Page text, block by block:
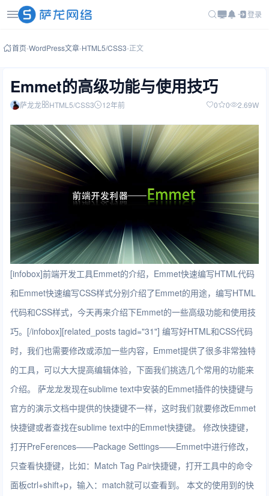
登录
首页-WordPress文章-HTML5/CSS3-正文
Emmet的高级功能与使用技巧
萨龙龙 HTML5/CSS3 12年前 0 0 2.69W
[infobox]前端开发工具Emmet的介绍， Emmet快速编写HTML代码
和Emmet快速编写CSS样式分别介绍了Emmet的用途，编写HTML
代码和CSS样式，今天再来介绍下Emmet的一些高级功能和使用技
巧。[/infobox][related_posts tagid="31"] 编写好HTML和CSS代码
时，我们也需要修改或添加一些内容， Emmet提供了很多非常独特
的工具，可以大大提高编辑体验，下面我们挑选几个常用的功能来
介绍。萨龙龙发现在sublime text中安装的Emmet插件的快捷键与
官方的演示文档中提供的快捷键不一样，这时我们就要修改Emmet
快捷键或者查找在sublime text中的Emmet快捷键。 修改快捷键，
打开PreFerences——Package Settings——Emmet中进行修改，
只查看快捷键，比如：Match Tag Pair快捷键，打开工具中的命令
面板ctrl+shift+p，输入：match就可以查看到。 本文的使用到的快